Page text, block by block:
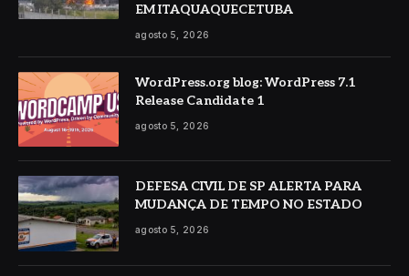
EM ITAQUAQUECETUBA
agosto 5, 2026
WordPress.org blog: WordPress 7.1
Release Candidate 1
agosto 5, 2026
DEFESA CIVIL DE SP ALERTA PARA
MUDANÇA DE TEMPO NO ESTADO
agosto 5, 2026